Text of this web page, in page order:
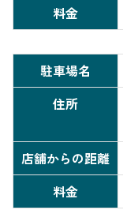
料金
駐車場名
住所
店舗からの距離
料金